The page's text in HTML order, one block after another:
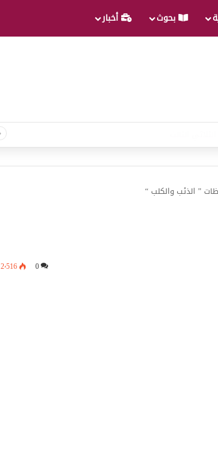
بحوث أخبار
” الذئب والكلب “
0 2٬516